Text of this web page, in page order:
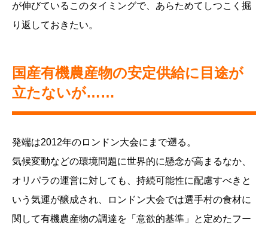
が伸びているこのタイミングで、あらためてしつこく掘
り返しておきたい。
国産有機農産物の安定供給に目途が
立たないが……
発端は2012年のロンドン大会にまで遡る。
気候変動などの環境問題に世界的に懸念が高まるなか、
オリパラの運営に対しても、持続可能性に配慮すべきと
いう気運が醸成され、ロンドン大会では選手村の食材に
関して有機農産物の調達を「意欲的基準」と定めたフー